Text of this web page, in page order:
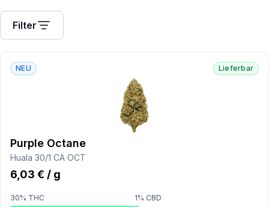
Filter
NEU Lieferbar
Purple Octane
Huala 30/1 CA OCT
6,03 € / g
30% THC 1% CBD